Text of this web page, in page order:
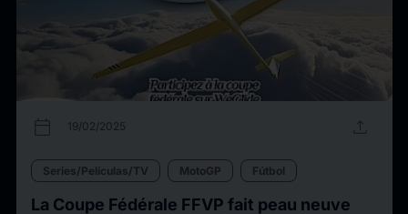
calendar_today 19/02/2025 upload
Series/Películas/TV MotoGP Fútbol
La Coupe Fédérale FFVP fait peau neuve